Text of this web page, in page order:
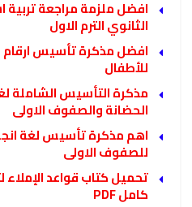
افضل ملزمة مراجعة تربية
الثانوي الترم الاول
افضل مذكرة تأسيس ارقام
للأطفال
مذكرة التأسيس الشاملة
الحضانة والصفوف الاولى
اهم مذكرة تأسيس لغة
للصفوف الاولى
تحميل كتاب قواعد الإملاء
كامل PDF